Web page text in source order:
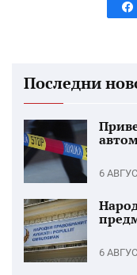
Последни
6
6